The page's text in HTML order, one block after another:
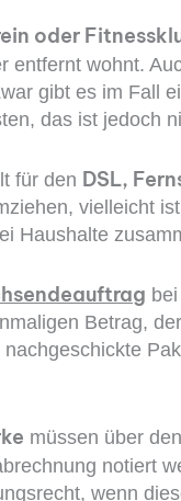
oder
entfernt wohnt.
gibt es im Fall
das ist jedoch
für den DSL,
vielleicht
Haushalte
Betrag,
nachgeschickte
müssen über
notiert
wenn